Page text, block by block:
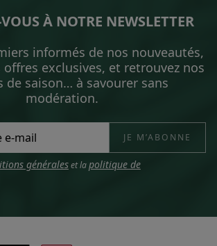
À NOTRE NEWSLETTER
informés de nos nouveautés,
offres exclusives, et retrouvez nos
de saison… à savourer sans
modération.
généraleset lapolitique de